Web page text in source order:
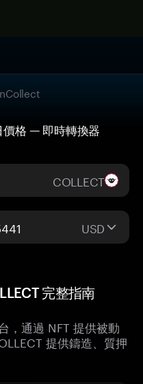
格 — 即時轉換器
COLLECT
USD
完整指南
，通過 NFT 提供被動
提供鑄造、質押